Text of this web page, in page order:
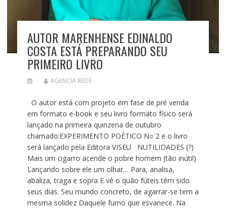
AUTOR MARENHENSE EDINALDO
COSTA ESTÁ PREPARANDO SEU
PRIMEIRO LIVRO
AGENCIA REDE
O autor está com projeto em fase de pré venda
em formato e-book e seu livro formato físico será
lançado na primeira quinzena de outubro
chamado:EXPERIMENTO POÉTICO N○ 2 e o livro
será lançado pela Editora VISEU NUTILIDADES (?)
Mais um cigarro acende o pobre homem (tão inútil)
Lançando sobre ele um olhar… Para, analisa,
abaliza, traga e sopra E vê o quão fúteis têm sido
seus dias. Seu mundo concreto, de agarrar-se tem a
mesma solidez Daquele fumo que esvanece. Na